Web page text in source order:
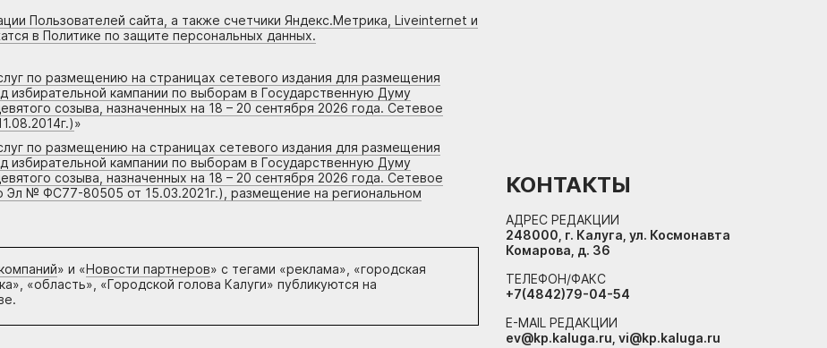
Пользователей сайта, а также счетчики Яндекс.Метрика, Liveinternet и
в Политике по защите персональных данных.
по размещению на страницах сетевого издания для размещения
избирательной кампании по выборам в Государственную Думу
созыва, назначенных на 18 – 20 сентября 2026 года. Сетевое
»
по размещению на страницах сетевого издания для размещения
избирательной кампании по выборам в Государственную Думу
созыва, назначенных на 18 – 20 сентября 2026 года. Сетевое
Эл № ФС77-80505 от 15.03.2021г.), размещение на региональном
» и «Новости партнеров» с тегами «реклама», «городская
«область», «Городской голова Калуги» публикуются на
КОНТАКТЫ
АДРЕС РЕДАКЦИИ
248000, г. Калуга, ул. Космонавта
Комарова, д. 36
ТЕЛЕФОН/ФАКС
+7(4842)79-04-54
E-MAIL РЕДАКЦИИ
ev@kp.kaluga.ru, vi@kp.kaluga.ru